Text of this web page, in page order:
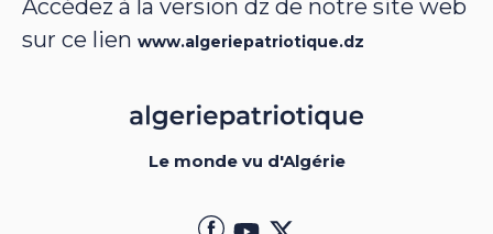
Accédez à la version dz de notre site web
sur ce lien www.algeriepatriotique.dz
Le monde vu d'Algérie